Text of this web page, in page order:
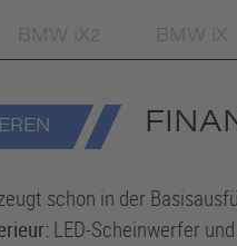
schon in der
LED-Scheinwerfer